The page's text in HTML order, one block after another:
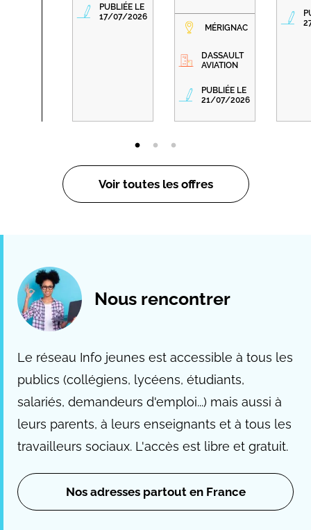
PUBLIÉE LE
17/07/2026
MÉRIGNAC
DASSAULT
AVIATION
PUBLIÉE LE
21/07/2026
Voir toutes les offres
Nous rencontrer
Le réseau Info jeunes est accessible à tous les
publics (collégiens, lycéens, étudiants,
salariés, demandeurs d'emploi...) mais aussi à
leurs parents, à leurs enseignants et à tous les
travailleurs sociaux. L'accès est libre et gratuit.
Nos adresses partout en France